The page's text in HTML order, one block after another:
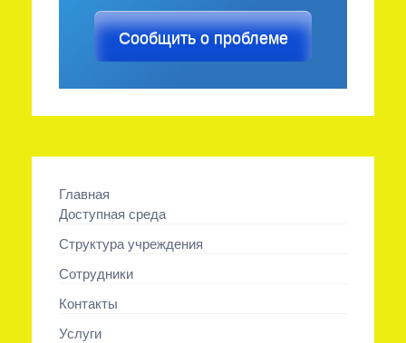
Сообщить о проблеме
Главная
Доступная среда
Структура учреждения
Сотрудники
Контакты
Услуги